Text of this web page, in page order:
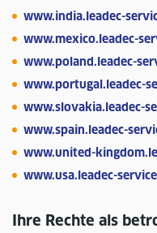
www.india.leadec-
www.mexico.leadec-
www.poland.leadec-
www.portugal.leadec-
www.slovakia.leadec-
www.spain.leadec-
www.united-
www.usa.leadec-
Ihre Rechte als